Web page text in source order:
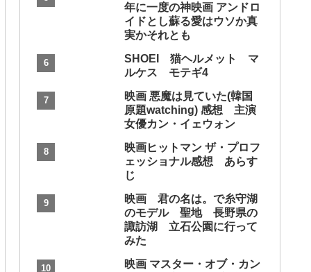
年に一度の神映画 アンドロ
イドとし蘇る愛はウソか真
実かそれとも
SHOEI 猫ヘルメット マ
ルケス モテギ4
映画 悪魔は見ていた(韓国
原題watching) 感想 主演
女優カン・イェウォン
映画ヒットマン ザ・プロフ
ェッショナル感想 あらす
じ
映画 君の名は。で糸守湖
のモデル 聖地 長野県の
諏訪湖 立石公園に行って
みた
映画 マスター・オブ・カン